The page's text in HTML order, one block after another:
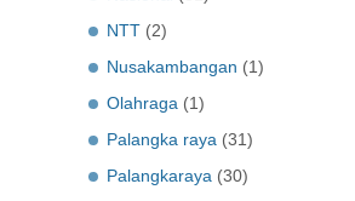
NTT (2)
Nusakambangan (1)
Olahraga (1)
Palangka raya (31)
Palangkaraya (30)